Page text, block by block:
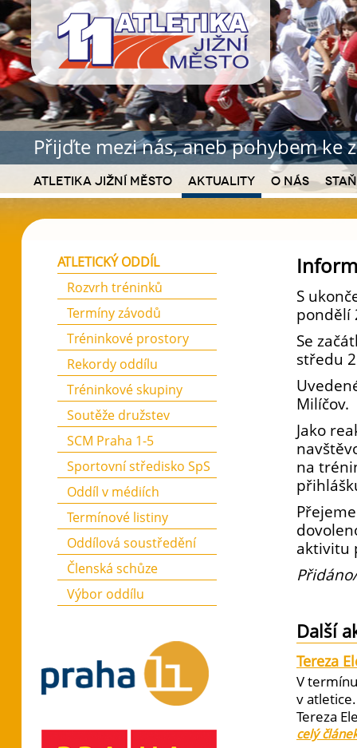
Přijďte mezi nás, aneb pohybem ke
Atletika Jižní Město Aktuality O nás
S
pondělí
Se
středu
Milíčov.
Jako
na
aktivitu
Další
Tereza
V
v
Tereza
celý
ATLETICKÝ ODDÍL
Rozvrh tréninků
Termíny závodů
Tréninkové prostory
Rekordy oddílu
Tréninkové skupiny
Soutěže družstev
SCM Praha 1-5
Sportovní středisko SpS
Oddíl v médiích
Termínové listiny
Oddílová soustředění
Členská schůze
Výbor oddílu